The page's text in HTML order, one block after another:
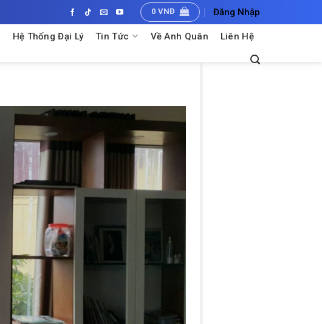
0VNĐ Đăng Nhập
Hệ Thống Đại Lý Tin Tức Về Anh Quân Liên Hệ